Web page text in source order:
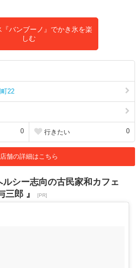
バンブーノ』でかき氷を楽
しむ
22
0 行きたい 0
店舗の詳細はこちら
ルシー志向の古民家和カフェ
三郎 』
[PR]